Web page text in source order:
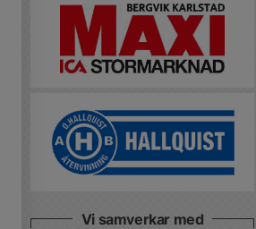
Vi samverkar med